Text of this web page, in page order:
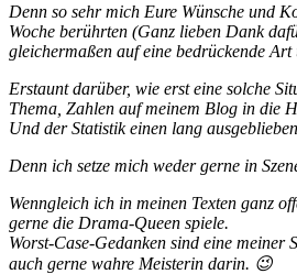
Denn so sehr mich Eure Wünsche und
Woche berührten (Ganz lieben Dank
gleichermaßen auf eine bedrückende Art
Erstaunt darüber, wie erst eine solche
Thema, Zahlen auf meinem Blog in die
Und der Statistik einen lang
Denn ich setze mich weder gerne in
Wenngleich ich in meinen Texten ganz
gerne die Drama-Queen spiele.
Worst-Case-Gedanken sind eine meiner
auch gerne wahre Meisterin darin. 😉